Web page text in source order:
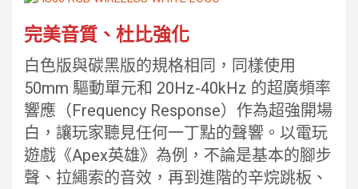
完美音質、杜比強化
白色版與碳黑版的規格相同，同樣使用
50mm 驅動單元和 20Hz-40kHz 的超廣頻率
響應（Frequency Response）作為超強開場
白，讓玩家聽見任何一丁點的聲響。以電玩
遊戲《Apex英雄》為例，不論是基本的腳步
聲、拉繩索的音效，再到進階的辛烷跳板、